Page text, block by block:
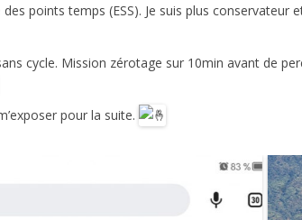
points temps (ESS). Je suis plus conservateur
cycle. Mission zérotage sur 10min avant de
pour la suite.